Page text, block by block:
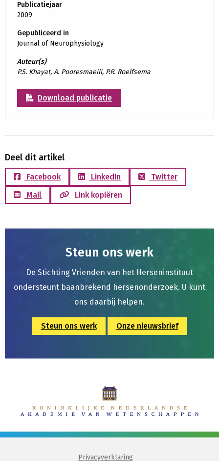
Publicatiejaar
2009
Gepubliceerd in
Journal of Neurophysiology
Auteur(s)
P.S. Khayat, A. Pooresmaeili, P.R. Roelfsema
Download publicatie
Deel dit artikel
Facebook LinkedIn
Twitter
Mail
Link kopiëren
Steun ons werk
De Stichting Vrienden van het Herseninstituut
ondersteunt baanbrekend hersenonderzoek. U kunt
ons daarbij helpen.
Steun ons werk Onze nieuwsbrief
Privacyverklaring